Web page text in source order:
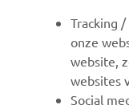
Dealer worden
Basisbeleid
Tracking
onze
website,
websites
Social